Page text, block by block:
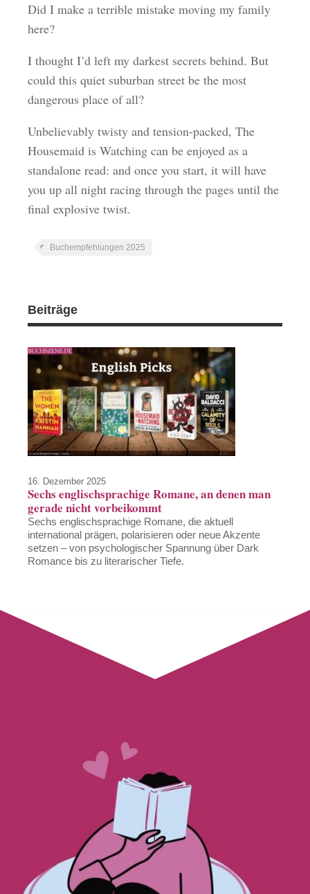
Did I make a terrible mistake moving my family
here?
I thought I’d left my darkest secrets behind. But
could this quiet suburban street be the most
dangerous place of all?
Unbelievably twisty and tension-packed, The
Housemaid is Watching can be enjoyed as a
standalone read: and once you start, it will have
you up all night racing through the pages until the
final explosive twist.
Buchempfehlungen 2025
Beiträge
16. Dezember 2025
Sechs englischsprachige Romane, an denen man
gerade nicht vorbeikommt
Sechs englischsprachige Romane, die aktuell
international prägen, polarisieren oder neue Akzente
setzen – von psychologischer Spannung über Dark
Romance bis zu literarischer Tiefe.